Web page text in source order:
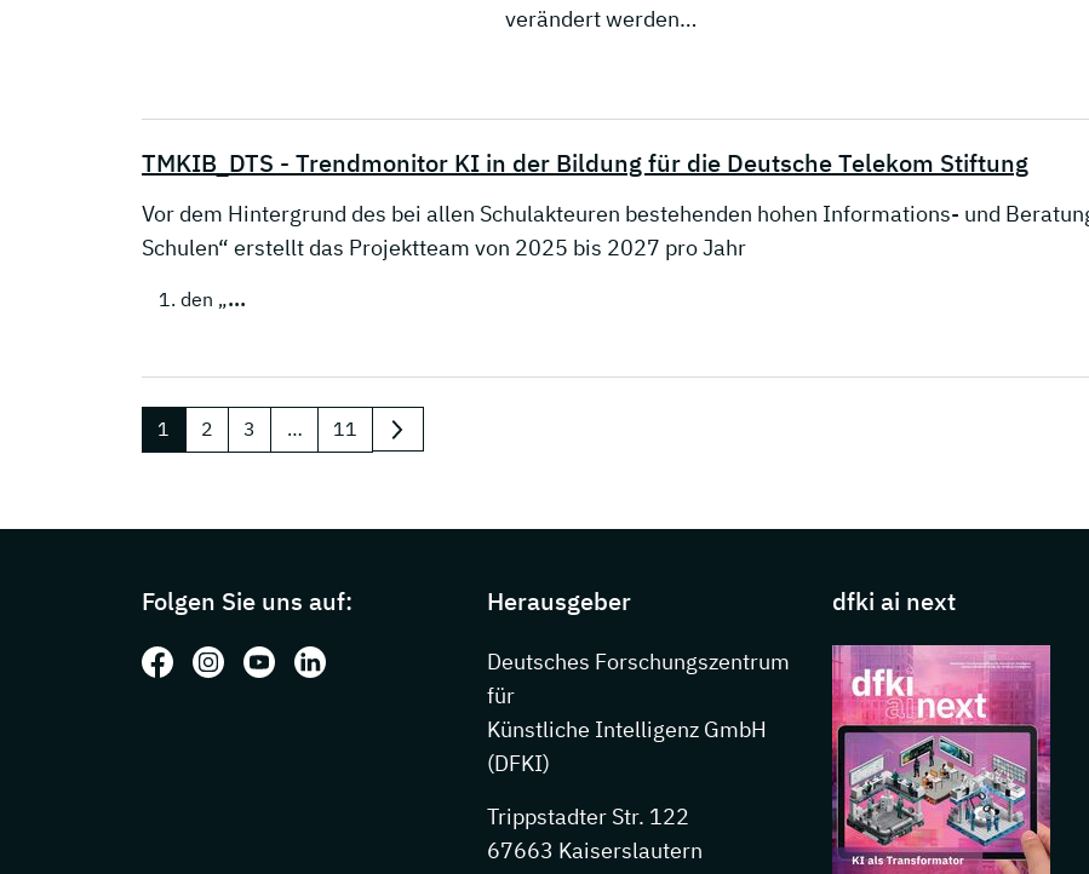
verändert werden…
TMKIB_DTS - Trendmonitor KI in der Bildung für die Deutsche Telekom Stiftung
Vor dem Hintergrund des bei allen Schulakteuren bestehenden hohen Informations- und
Schulen“ erstellt das Projektteam von 2025 bis 2027 pro Jahr
den „…
1 2 3 … 11 nächste
Folgen Sie uns auf:
Folgen Sie uns auf: Facebook
Folgen Sie uns auf: Instagram
Folgen Sie uns auf: Youtube
Folgen Sie uns auf: LinkedIn
Herausgeber
Deutsches Forschungszentrum
für
Künstliche Intelligenz GmbH
(DFKI)
Trippstadter Str. 122
67663 Kaiserslautern
dfki ai next